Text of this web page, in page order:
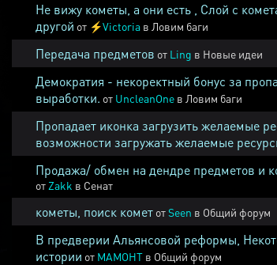
Не вижу кометы, а они есть , Слой с
другой от ⚡Victoria в Ловим баги
Передача предметов от Ling в Новые идеи
Демократия - некоректный бонус за
выработки. от UncleanOne в Ловим баги
Пропадает иконка загрузить желаемые
возможности загружать желаемые
Продажа/ обмен на дендре предметов и
от Zakk в Сенат
кометы, поиск комет отSeen в Общий форум
В предверии Альянсовой реформы,
истории от MAMOHT в Общий форум